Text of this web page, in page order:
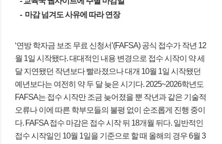
- 마감 넘겨도 사유에 따라 연장
‘연방 학자금 보조 무료 신청서’(FAFSA) 공식 접수가 작년 12
월 1일 시작됐다. 대대적인 내용 변경으로 접수 시작이 약 세
달 지연됐던 작년보다 빨라졌으나 대개 10월 1일 시작됐던
예년보다는 여전히 약 두 달 늦은 시기다. 2025~2026학년도
FAFSA는 접수 시작만 조금 늦어졌을 뿐 작년과 같은 기술적
오류나 이에 따른 학부모들의 불평 없이 순조롭게 진행 중이
다. FAFSA 접수 마감은 접수 시작 뒤 18개월 뒤다. 일반적인
접수 시작일인 10월 1일을 기준으로 할 때 올해의 경우 6월 3